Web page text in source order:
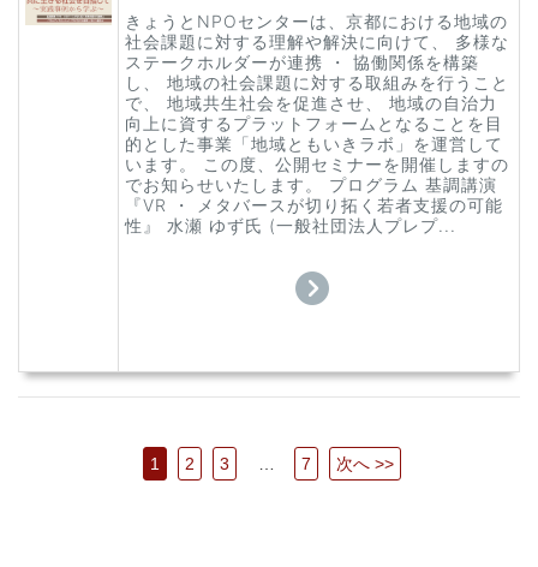
きょうとNPOセンターは、京都における地域の
社会課題に対する理解や解決に向けて、 多様な
ステークホルダーが連携 ・ 協働関係を構築
し、 地域の社会課題に対する取組みを行うこと
で、 地域共生社会を促進させ、 地域の自治力
向上に資するプラットフォームとなることを目
的とした事業「地域ともいきラボ」を運営して
います。 この度、公開セミナーを開催しますの
でお知らせいたします。 プログラム 基調講演
『VR ・ メタバースが切り拓く若者支援の可能
性』 水瀬 ゆず氏 (一般社団法人プレプ...
1 2 3 7 次へ >>